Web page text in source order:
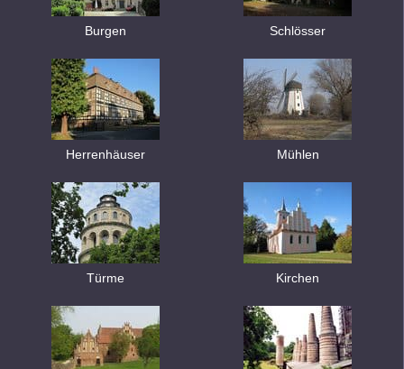
Burgen Schlösser
Herrenhäuser Mühlen
Türme Kirchen